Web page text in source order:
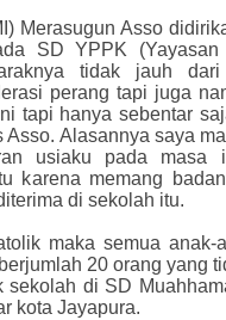
Merasugun Asso
SD YPPK (Yayasan
tidak jauh dari
perang tapi juga
tapi hanya sebentar
Alasannya saya
usiaku pada masa
karena memang
diterima di sekolah itu.
maka semua anak-
20 orang yang
di SD
kota Jayapura.